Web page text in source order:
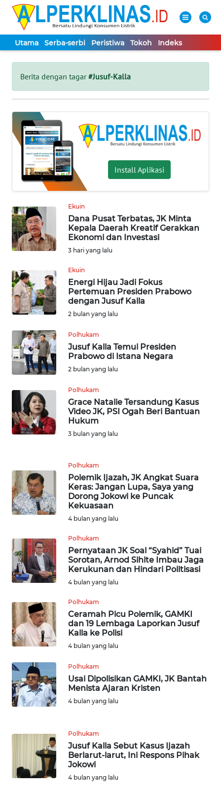
Utama Serba-serbi Peristiwa Tokoh Indeks
Berita dengan tagar#Jusuf-Kalla
Install Aplikasi
Ekuin
Dana Pusat Terbatas, JK Minta
Kepala Daerah Kreatif Gerakkan
Ekonomi dan Investasi
3 hari yang lalu
Ekuin
Energi Hijau Jadi Fokus
Pertemuan Presiden Prabowo
dengan Jusuf Kalla
2 bulan yang lalu
Polhukam
Jusuf Kalla Temui Presiden
Prabowo di Istana Negara
2 bulan yang lalu
Polhukam
Grace Natalie Tersandung Kasus
Video JK, PSI Ogah Beri Bantuan
Hukum
3 bulan yang lalu
Polhukam
Polemik Ijazah, JK Angkat Suara
Keras: Jangan Lupa, Saya yang
Dorong Jokowi ke Puncak
Kekuasaan
4 bulan yang lalu
Polhukam
Pernyataan JK Soal “Syahid” Tuai
Sorotan, Arnod Sihite Imbau Jaga
Kerukunan dan Hindari Politisasi
4 bulan yang lalu
Polhukam
Ceramah Picu Polemik, GAMKI
dan 19 Lembaga Laporkan Jusuf
Kalla ke Polisi
4 bulan yang lalu
Polhukam
Usai Dipolisikan GAMKI, JK Bantah
Menista Ajaran Kristen
4 bulan yang lalu
Polhukam
Jusuf Kalla Sebut Kasus Ijazah
Berlarut-larut, Ini Respons Pihak
Jokowi
4 bulan yang lalu
Tutup
UTAMA
SERBA-
SERBI
PERISTIWA
TOKOH
Informasi
INDEKS
BERITA
KONTAK
KAMI
INFO
TENTANG
KAMI
MEDIA
SIBER
REDAKSI
DISCLAIMER
Wahana
WN
SUMUT
JAKARTA
WN
JABAR
WN
BANTEN
WN
KEPRI
WN